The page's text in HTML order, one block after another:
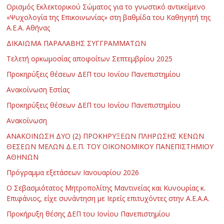
Ορισμός Εκλεκτορικού Σώματος για το γνωστικό αντικείμενο
«Ψυχολογία της Επικοινωνίας» στη βαθμίδα του Καθηγητή της
Α.Ε.Α. Αθήνας
ΔΙΚΑΙΩΜΑ ΠΑΡΑΛΑΒΗΣ ΣΥΓΓΡΑΜΜΑΤΩΝ
Τελετή ορκωμοσίας αποφοίτων Σεπτεμβρίου 2025
Προκηρύξεις θέσεων ΔΕΠ του Ιονίου Πανεπιστημίου
Ανακοίνωση Εστίας
Προκηρύξεις θέσεων ΔΕΠ του Ιονίου Πανεπιστημίου
Ανακοίνωση
ΑΝΑΚΟΙΝΩΣΗ ΔΥΟ (2) ΠΡΟΚΗΡΥΞΕΩΝ ΠΛΗΡΩΣΗΣ ΚΕΝΩΝ
ΘΕΣΕΩΝ ΜΕΛΩΝ Δ.Ε.Π. ΤΟΥ ΟΙΚΟΝΟΜΙΚΟΥ ΠΑΝΕΠΙΣΤΗΜΙΟΥ
ΑΘΗΝΩΝ
Πρόγραμμα εξετάσεων Ιανουαρίου 2026
Ο Σεβασμιότατος Μητροπολίτης Μαντινείας και Κυνουρίας κ.
Επιφάνιος, είχε συνάντηση με Ιερείς επιτυχόντες στην Α.Ε.Α.Α.
Προκήρυξη θέσης ΔΕΠ του Ιονίου Πανεπιστημίου